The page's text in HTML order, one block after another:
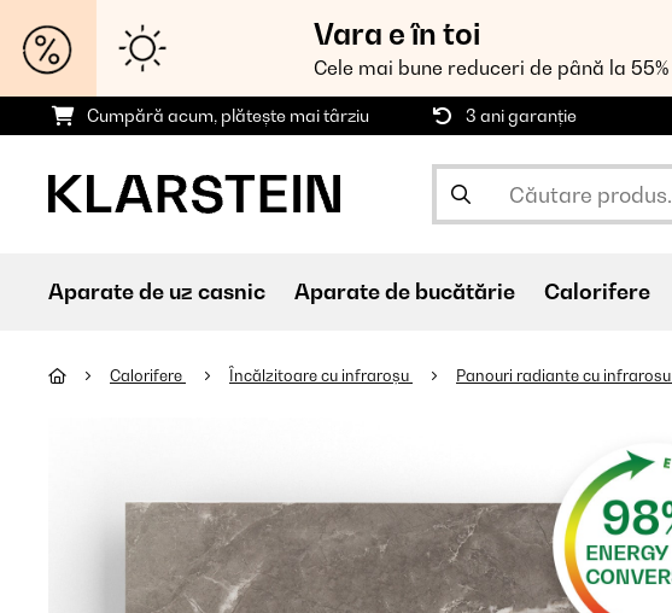
Vara e în toi
Cele mai bune reduceri de până la 55%
Cumpără acum, plătește mai târziu 3 ani garanție
Aparate de uz casnic Aparate de bucătărie Calorifere
Calorifere Încălzitoare cu infraroșu Panouri radiante cu infrarosu